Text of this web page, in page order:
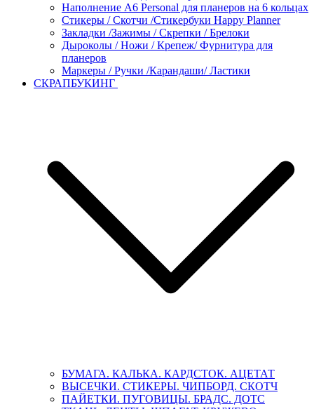
Наполнение А6 Personal для планеров на 6 кольцах
Стикеры / Скотчи /Стикербуки Happy Planner
Закладки /Зажимы / Скрепки / Брелоки
Дыроколы / Ножи / Крепеж/ Фурнитура для
планеров
Маркеры / Ручки /Карандаши/ Ластики
СКРАПБУКИНГ
БУМАГА. КАЛЬКА. КАРДСТОК. АЦЕТАТ
ВЫСЕЧКИ. СТИКЕРЫ. ЧИПБОРД. СКОТЧ
ПАЙЕТКИ. ПУГОВИЦЫ. БРАДС. ДОТС